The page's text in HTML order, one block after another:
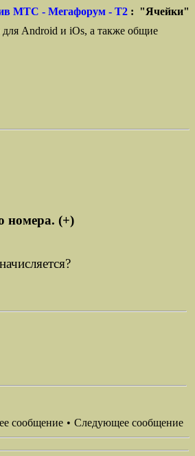
МТС - Мегафорум - T2 : "Ячейки"
Android и iOs, а также общие
номера. (+)
сообщение • Следующее сообщение